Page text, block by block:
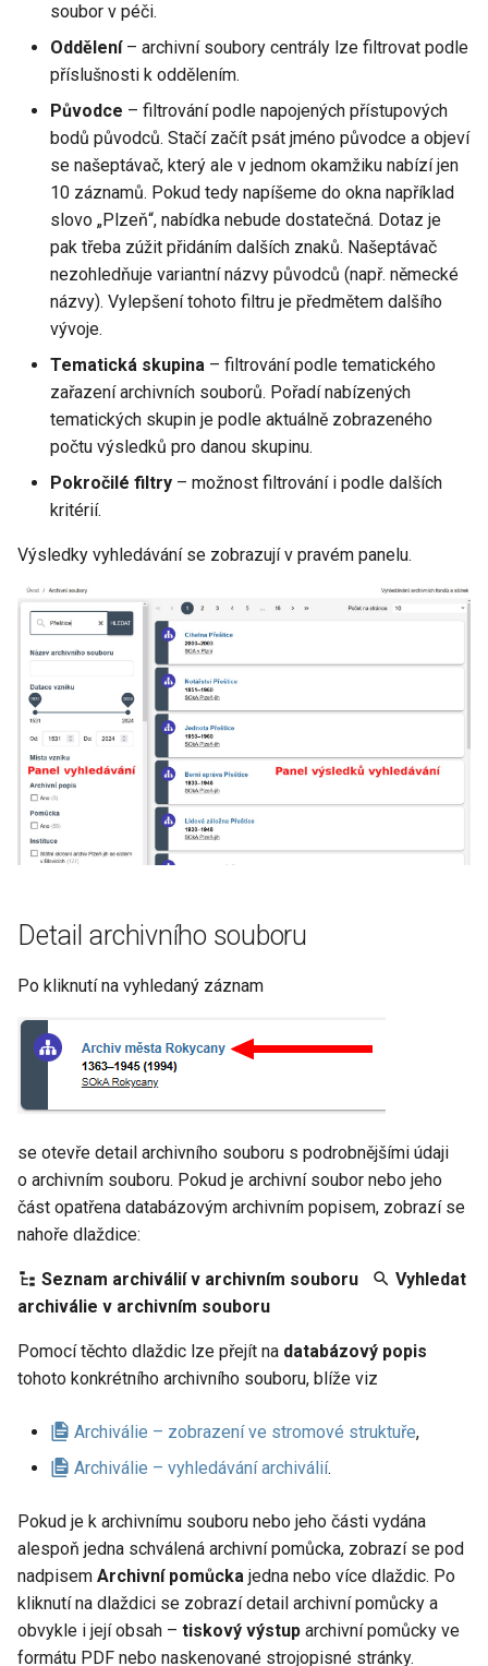
soubor v péči.
Oddělení– archivní soubory centrály lze filtrovat podle
příslušnosti k oddělením.
Původce – filtrování podle napojených přístupových
bodů původců. Stačí začít psát jméno původce a objeví
se našeptávač, který ale v jednom okamžiku nabízí jen
10 záznamů. Pokud tedy napíšeme do okna například
slovo „Plzeň“, nabídka nebude dostatečná. Dotaz je
pak třeba zúžit přidáním dalších znaků. Našeptávač
nezohledňuje variantní názvy původců (např. německé
názvy). Vylepšení tohoto filtru je předmětem dalšího
vývoje.
Tematická skupina – filtrování podle tematického
zařazení archivních souborů. Pořadí nabízených
tematických skupin je podle aktuálně zobrazeného
počtu výsledků pro danou skupinu.
Pokročilé filtry – možnost filtrování i podle dalších
kritérií.
Výsledky vyhledávání se zobrazují v pravém panelu.
Detail archivního souboru
Po kliknutí na vyhledaný záznam
se otevře detail archivního souboru s podrobnějšími údaji
o archivním souboru. Pokud je archivní soubor nebo jeho
část opatřena databázovým archivním popisem, zobrazí se
nahoře dlaždice:
Seznam archiválií v archivním souboru
Vyhledat
archiválie v archivním souboru
Pomocí těchto dlaždic lze přejít na databázový popis
tohoto konkrétního archivního souboru, blíže viz
Archiválie – zobrazení ve stromové struktuře,
Archiválie – vyhledávání archiválií.
Pokud je k archivnímu souboru nebo jeho části vydána
alespoň jedna schválená archivní pomůcka, zobrazí se pod
nadpisem Archivní pomůcka jedna nebo více dlaždic. Po
kliknutí na dlaždici se zobrazí detail archivní pomůcky a
obvykle i její obsah – tiskový výstup archivní pomůcky ve
formátu PDF nebo naskenované strojopisné stránky.